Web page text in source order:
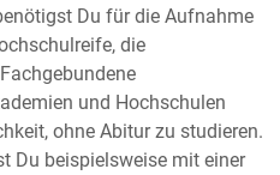
Du für die Aufnahme
die
und Hochschulen
ohne Abitur zu studieren.
Du beispielsweise mit einer